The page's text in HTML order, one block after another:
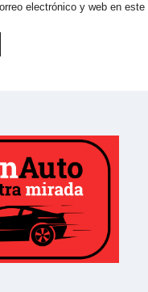
electrónico y web en